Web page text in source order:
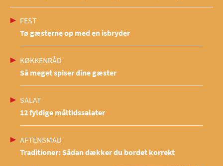
FEST
Tø gæsterne op med en isbryder
KØKKENRÅD
Så meget spiser dine gæster
SALAT
12 fyldige måltidssalater
AFTENSMAD
Traditioner: Sådan dækker du bordet korrekt